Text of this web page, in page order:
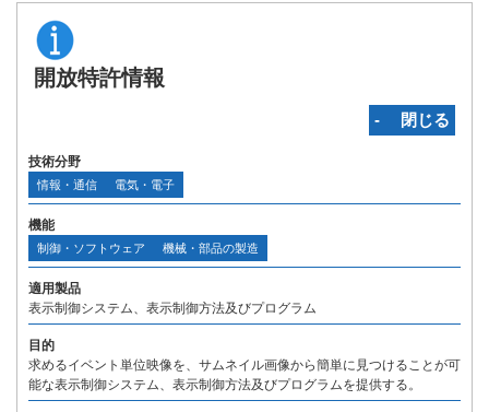
開放特許情報
‐ 閉じる
技術分野
情報・通信 電気・電子
機能
制御・ソフトウェア 機械・部品の製造
適用製品
表示制御システム、表示制御方法及びプログラム
目的
求めるイベント単位映像を、サムネイル画像から簡単に見つけることが可
能な表示制御システム、表示制御方法及びプログラムを提供する。